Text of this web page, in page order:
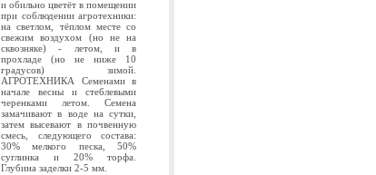
и обильно цветёт в помещении
при соблюдении агротехники:
на светлом, тёплом месте со
свежим воздухом (но не на
сквозняке) - летом, и в
прохладе (но не ниже 10
градусов) зимой.
АГРОТЕХНИКА Семенами в
начале весны и стеблевыми
черенками летом. Семена
замачивают в воде на сутки,
затем высевают в почвенную
смесь, следующего состава:
30% мелкого песка, 50%
суглинка и 20% торфа.
Глубина заделки 2-5 мм.